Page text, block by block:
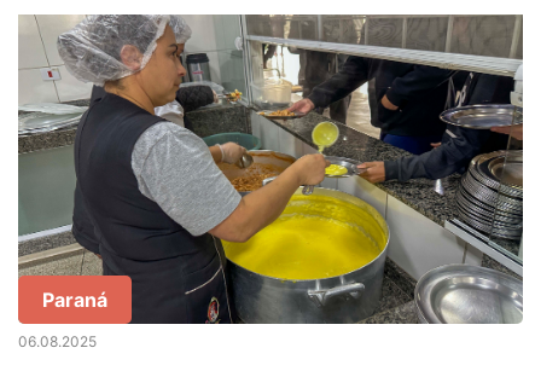
Paraná
06.08.2025